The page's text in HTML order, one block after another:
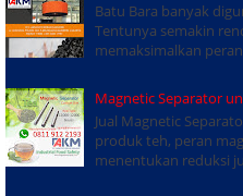
Batu Bara banyak
Tentunya semakin
memaksimalkan
Magnetic Separator
Jual Magnetic
produk teh, peran
menentukan reduksi